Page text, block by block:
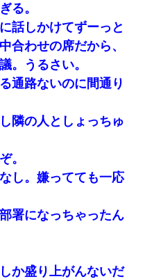
る。
話しかけてずーっと
合わせの席だから、
。うるさい。
通路ないのに間通り
隣の人としょっちゅ
。
し。嫌ってても一応
署になっちゃったん
か盛り上がんないだ